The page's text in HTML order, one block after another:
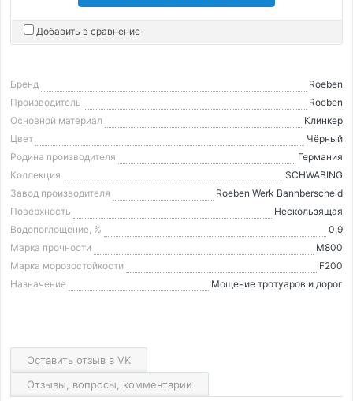
Добавить в сравнение
Бренд
Roeben
Производитель
Roeben
Основной материал
Клинкер
Цвет
Чёрный
Родина производителя
Германия
Коллекция
SCHWABING
Завод производителя
Roeben Werk Bannberscheid
Поверхность
Нескользящая
Водопоглощение, %
0,9
Марка прочности
М800
Марка морозостойкости
F200
Назначение
Мощение тротуаров и дорог
Оставить отзыв в VK
Отзывы, вопросы, комментарии